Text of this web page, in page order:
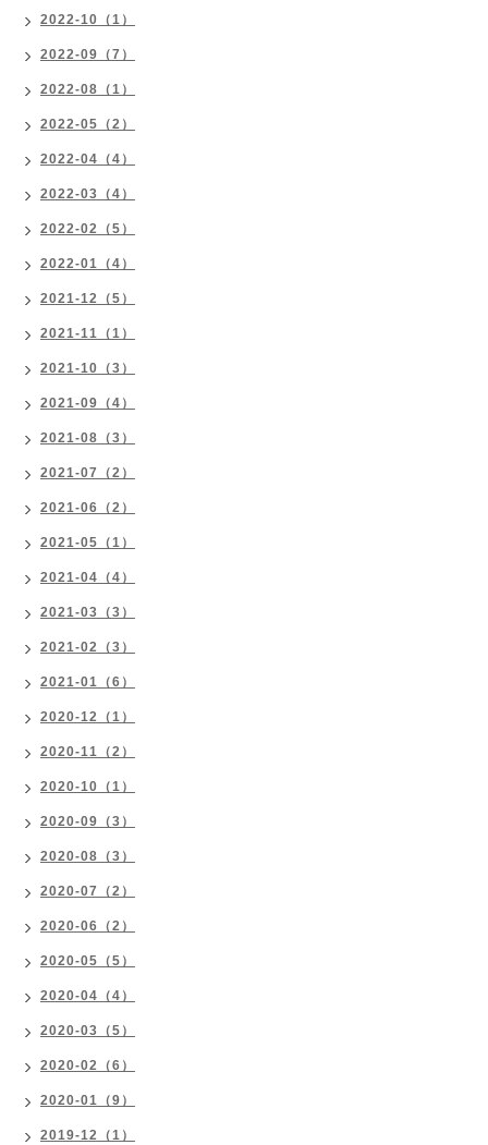
2022-10（1）
2022-09（7）
2022-08（1）
2022-05（2）
2022-04（4）
2022-03（4）
2022-02（5）
2022-01（4）
2021-12（5）
2021-11（1）
2021-10（3）
2021-09（4）
2021-08（3）
2021-07（2）
2021-06（2）
2021-05（1）
2021-04（4）
2021-03（3）
2021-02（3）
2021-01（6）
2020-12（1）
2020-11（2）
2020-10（1）
2020-09（3）
2020-08（3）
2020-07（2）
2020-06（2）
2020-05（5）
2020-04（4）
2020-03（5）
2020-02（6）
2020-01（9）
2019-12（1）